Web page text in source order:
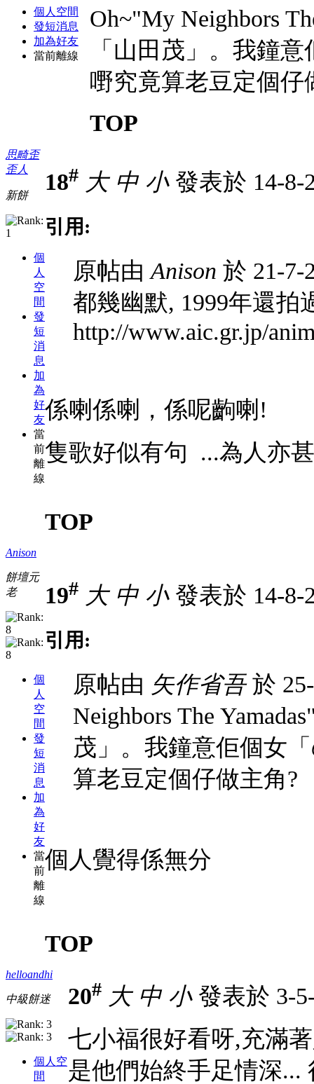
個人空間
發短消息
加為好友
當前離線
Oh~"My Neighbors
「山田茂」。我鐘
嘢究竟算老豆定個仔
TOP
思畸歪
歪人
新餅
個
人
空
間
發
短
消
息
加
為
好
友
當
前
離
線
18# 大 中 小發表於 14-8-
引用:
原帖由Anison 於 21-7-
都幾幽默, 1999年還
http://www.aic.gr.jp/
係喇係喇，係呢齣喇!
隻歌好似有句 ...為人亦
TOP
Anison
餅壇元
老
個
人
空
間
發
短
消
息
加
為
好
友
當
前
離
線
19# 大 中 小發表於 14-8-
引用:
原帖由 矢作省吾於
Neighbors The
茂」。我鐘意佢個女
算老豆定個仔做主角?
個人覺得係無分
TOP
helloandhi
中級餅迷
個人空
間
20# 大 中 小發表於 3-
七小福很好看呀,充滿
是他們始終手足情深...